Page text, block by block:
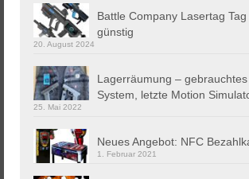
Battle Company Lasertag
günstig
20. August 2024
Lagerräumung –
System, letzte Motion
25. Mai 2022
Neues Angebot: NFC
1. Februar 2021